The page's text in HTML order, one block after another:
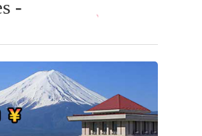
-